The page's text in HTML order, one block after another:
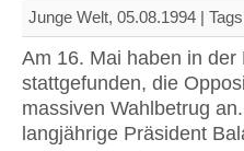
Junge Welt, 05.08.1994 |
Am 16. Mai haben in
stattgefunden, die
massiven Wahlbetrug
langjährige Präsident